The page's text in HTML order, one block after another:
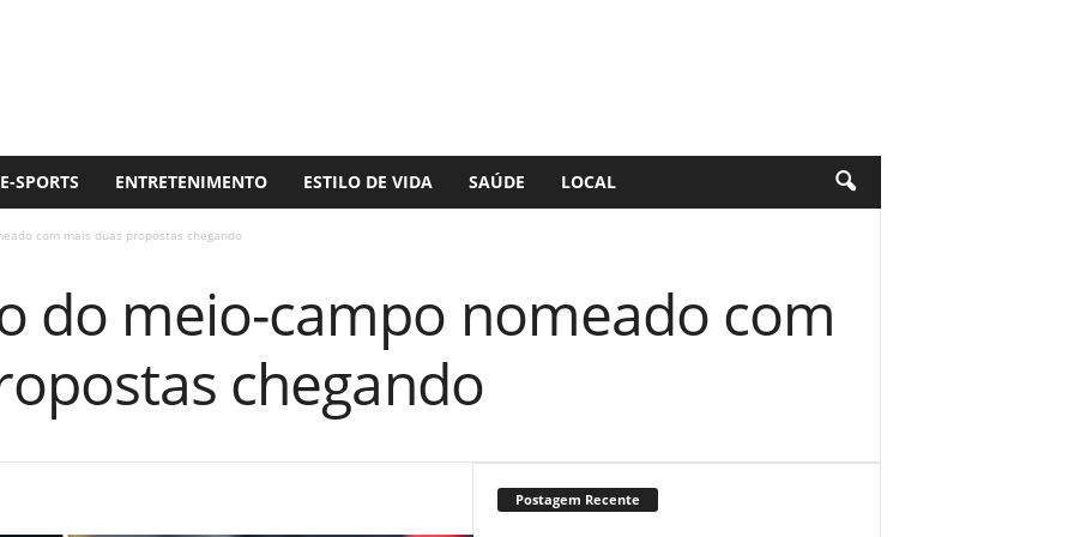
E-SPORTS ENTRETENIMENTO ESTILO DE VIDA SAÚDE LOCAL
com mais duas propostas chegando
do meio-campo nomeado com
chegando
Postagem Recente